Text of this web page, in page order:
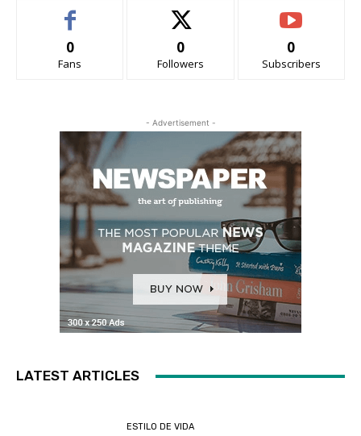
0
Fans
0
Followers
0
Subscribers
- Advertisement -
LATEST ARTICLES
ESTILO DE VIDA